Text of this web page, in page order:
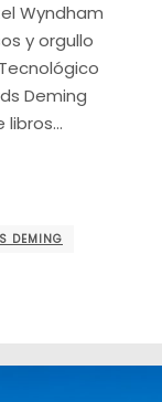
Wyndham
y orgullo
Deming
libros…
DEMING